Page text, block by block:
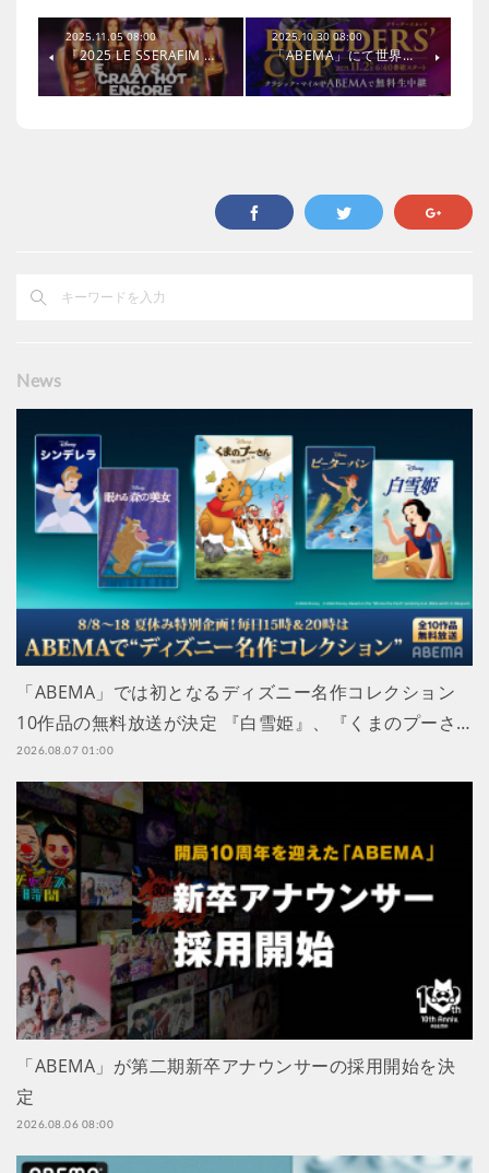
2025.11.05 08:00
『2025 LE SSERAFIM …
2025.10.30 08:00
「ABEMA」にて世界…
News
「ABEMA」では初となるディズニー名作コレクション
10作品の無料放送が決定 『白雪姫』、『くまのプーさ…
2026.08.07 01:00
「ABEMA」が第二期新卒アナウンサーの採用開始を決
定
2026.08.06 08:00